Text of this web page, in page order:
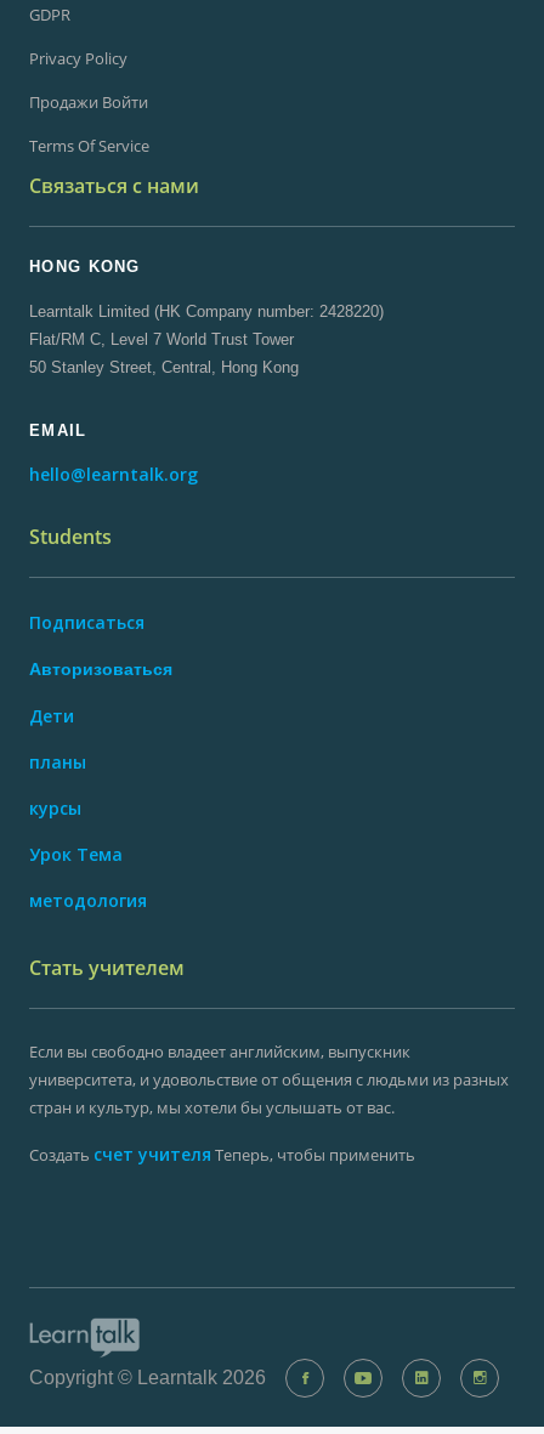
GDPR
Privacy Policy
Продажи Войти
Terms Of Service
Связаться с нами
HONG KONG
Learntalk Limited (HK Company number: 2428220)
Flat/RM C, Level 7 World Trust Tower
50 Stanley Street, Central, Hong Kong
EMAIL
hello@learntalk.org
Students
Подписаться
Авторизоваться
Дети
планы
курсы
Урок Тема
методология
Стать учителем
Если вы свободно владеет английским, выпускник
университета, и удовольствие от общения с людьми из разных
стран и культур, мы хотели бы услышать от вас.
Создать счет учителя Теперь, чтобы применить
Copyright © Learntalk 2026